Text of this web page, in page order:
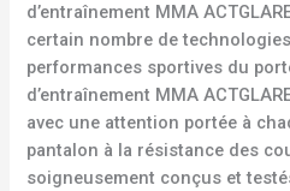
d’entraînement MMA
certain nombre de
performances sportives du
d’entraînement MMA
avec une attention portée à
pantalon à la résistance des
soigneusement conçus et